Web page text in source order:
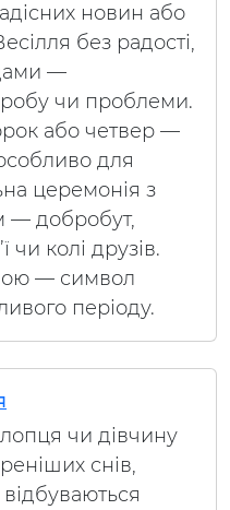
новин або
без радості,
—
чи проблеми.
або четвер —
для
церемонія з
— добробут,
чи колі друзів.
— символ
періоду.
чи дівчину
снів,